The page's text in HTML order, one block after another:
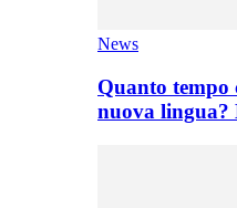
News
Quanto tempo
nuova lingua?